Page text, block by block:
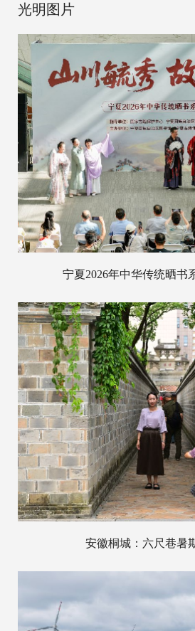
光明图片
宁夏2026年中华传统晒书
安徽桐城：六尺巷暑